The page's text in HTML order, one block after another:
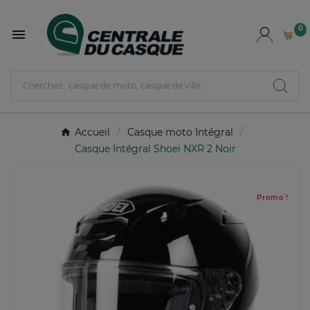
 0
Accueil
Casque moto Intégral
Casque Intégral Shoei NXR 2 Noir
Promo !